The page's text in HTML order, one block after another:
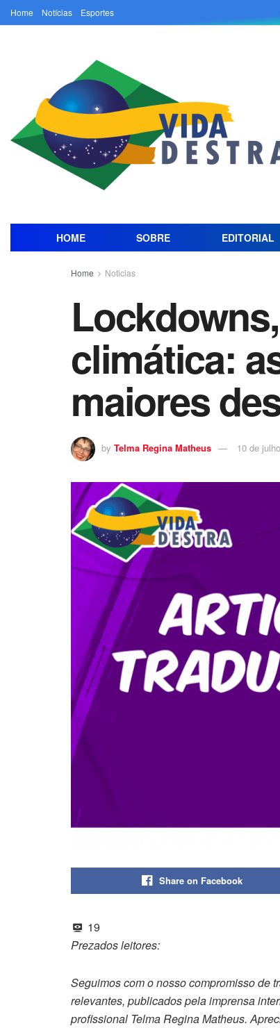
Home Notícias Esportes
HOME SOBRE EDITORIAL
Home Noticias
climática:
maiores
by Telma Regina Matheus 10 de
Share on Facebook
19
Prezados leitores:
Seguimos com o nosso compromisso de
relevantes, publicados pela imprensa
profissional Telma Regina Matheus.